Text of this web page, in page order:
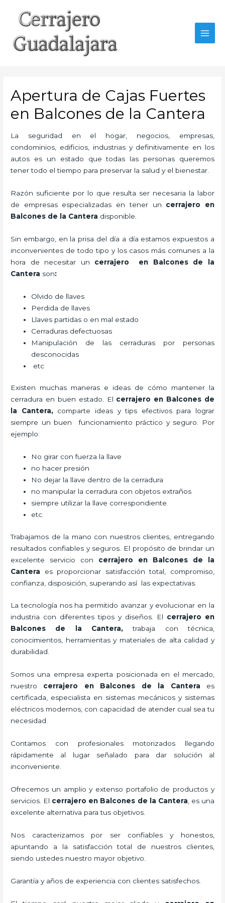
contenido
Apertura de Cajas Fuertes
en Balcones de la Cantera
La seguridad en el hogar, negocios, empresas,
condominios, edificios, industrias y definitivamente en los
autos es un estado que todas las personas queremos
tener todo el tiempo para preservar la salud y el bienestar.
Razón suficiente por lo que resulta ser necesaria la labor
de empresas especializadas en tener un cerrajero en
Balcones de la Cantera disponible.
Sin embargo, en la prisa del día a día estamos expuestos a
inconvenientes de todo tipo y los casos más comunes a la
hora de necesitar un cerrajero en Balcones de la
Cantera son:
Olvido de llaves
Perdida de llaves
Llaves partidas o en mal estado
Cerraduras defectuosas
Manipulación de las cerraduras por personas
desconocidas
etc
Existen muchas maneras e ideas de cómo mantener la
cerradura en buen estado. El cerrajero en Balcones de
la Cantera, comparte ideas y tips efectivos para lograr
siempre un buen funcionamiento práctico y seguro. Por
ejemplo:
No girar con fuerza la llave
no hacer presión
No dejar la llave dentro de la cerradura
no manipular la cerradura con objetos extraños
siempre utilizar la llave correspondiente
etc.
Trabajamos de la mano con nuestros clientes, entregando
resultados confiables y seguros. El propósito de brindar un
excelente servicio con cerrajero en Balcones de la
Cantera es proporcionar satisfacción total, compromiso,
confianza, disposición, superando así las expectativas.
La tecnología nos ha permitido avanzar y evolucionar en la
industria con diferentes tipos y diseños. El cerrajero en
Balcones de la Cantera,trabaja con técnica,
conocimientos, herramientas y materiales de alta calidad y
durabilidad.
Somos una empresa experta posicionada en el mercado,
nuestro cerrajero en Balcones de la Cantera es
certificada, especialista en sistemas mecánicos y sistemas
eléctricos modernos, con capacidad de atender cual sea tu
necesidad.
Contamos con profesionales motorizados llegando
rápidamente al lugar señalado para dar solución al
inconveniente.
Ofrecemos un amplio y extenso portafolio de productos y
servicios. El cerrajero en Balcones de la Cantera , es una
excelente alternativa para tus objetivos.
Nos caracterizamos por ser confiables y honestos,
apuntando a la satisfacción total de nuestros clientes,
siendo ustedes nuestro mayor objetivo.
Garantía y años de experiencia con clientes satisfechos.